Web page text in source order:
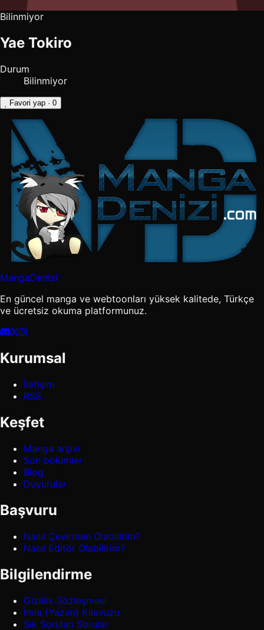
Bilinmiyor
Yae Tokiro
Durum
Bilinmiyor
Favori yap · 0
MangaDenizi
En güncel manga ve webtoonları yüksek kalitede, Türkçe
ve ücretsiz okuma platformunuz.
Kurumsal
İletişim
RSS
Keşfet
Manga arşivi
Son bölümler
Blog
Duyurular
Başvuru
Nasıl Çevirmen Olabilirim?
Nasıl Editör Olabilirim?
Bilgilendirme
Gizlilik Sözleşmesi
İmla (Yazım) Kılavuzu
Sık Sorulan Sorular